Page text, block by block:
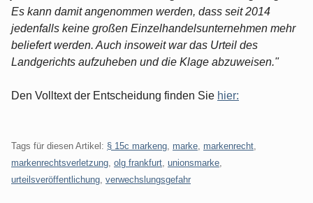
Es kann damit angenommen werden, dass seit 2014
jedenfalls keine großen Einzelhandelsunternehmen mehr
beliefert werden. Auch insoweit war das Urteil des
Landgerichts aufzuheben und die Klage abzuweisen."
Den Volltext der Entscheidung finden Sie hier:
Tags für diesen Artikel: § 15c markeng marke markenrecht
markenrechtsverletzung olg frankfurt unionsmarke
urteilsveröffentlichung verwechslungsgefahr